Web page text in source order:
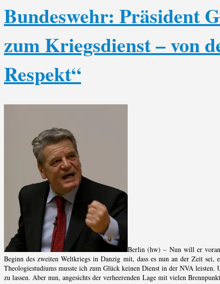
Bundeswehr: Präsident
zum Kriegsdienst – von
Respekt“
Berlin (hw) – Nun will er
Beginn des zweiten Weltkriegs in Danzig mit, dass es nun an der Zeit sei,
Theologiestudiums musste ich zum Glück keinen Dienst in der NVA
zu lassen. Aber nun, angesichts der verheerenden Lage mit vielen